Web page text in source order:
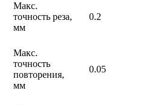
Макс.
точность реза,
мм
0.2
Макс.
точность
повторения,
мм
0.05